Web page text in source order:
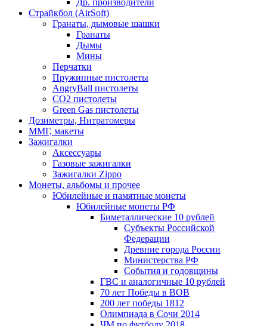
Страйкбол (AirSoft)
Гранаты, дымовые шашки
Гранаты
Дымы
Мины
Перчатки
Пружинные пистолеты
AngryBall пистолеты
CO2 пистолеты
Green Gas пистолеты
Дозиметры, Нитратомеры
ММГ, макеты
Зажигалки
Аксессуары
Газовые зажигалки
Зажигалки Zippo
Монеты, альбомы и прочее
Юбилейные и памятные монеты
Юбилейные монеты РФ
Биметаллические 10 рублей
Субъекты Российской
Федерации
Древние города России
Министерства РФ
События и годовщины
ГВС и аналогичные 10 рублей
70 лет Победы в ВОВ
200 лет победы 1812
Олимпиада в Сочи 2014